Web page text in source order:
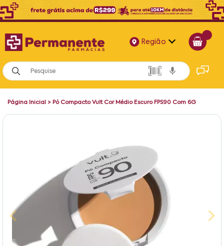
Região
Alagoas
Bahia
Página Inicial > Pó Compacto Vult Cor Médio Escuro FPS90 Com 6G